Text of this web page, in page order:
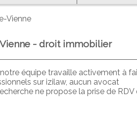
Vienne
- droit immobilier
équipe travaille activement à
sur izilaw, aucun avocat
ne propose la prise de RDV